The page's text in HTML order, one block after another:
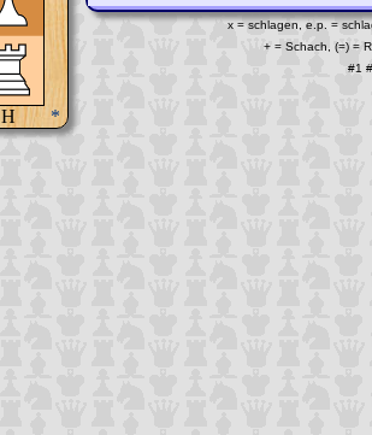
H *
x = schlagen, e.p. =
+ = Schach, (=) =
#1